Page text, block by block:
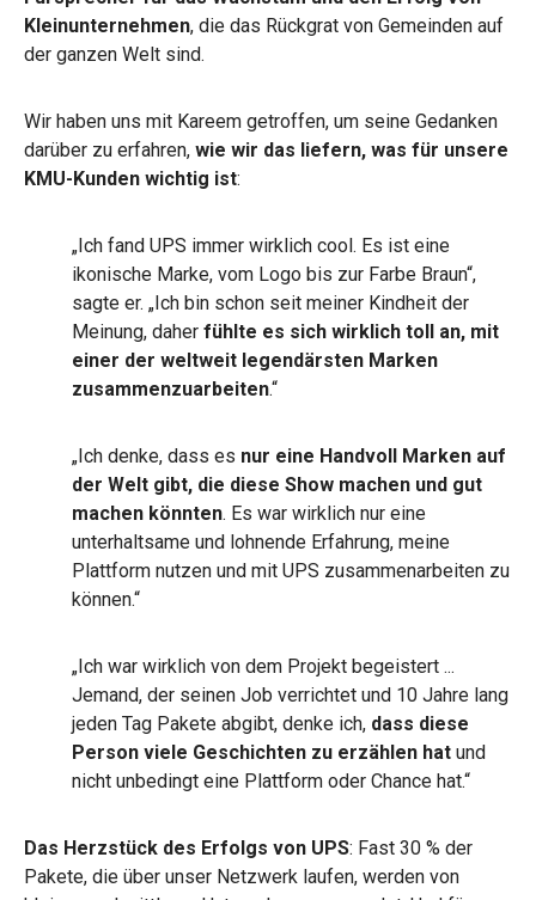
Kleinunternehmen, die das Rückgrat von Gemeinden auf
der ganzen Welt sind.
Wir haben uns mit Kareem getroffen, um seine Gedanken
darüber zu erfahren, wie wir das liefern, was für unsere
KMU-Kunden wichtig ist:
„Ich fand UPS immer wirklich cool. Es ist eine
ikonische Marke, vom Logo bis zur Farbe Braun“,
sagte er. „Ich bin schon seit meiner Kindheit der
Meinung, daher fühlte es sich wirklich toll an, mit
einer der weltweit legendärsten Marken
zusammenzuarbeiten.“
„Ich denke, dass es nur eine Handvoll Marken auf
der Welt gibt, die diese Show machen und gut
machen könnten. Es war wirklich nur eine
unterhaltsame und lohnende Erfahrung, meine
Plattform nutzen und mit UPS zusammenarbeiten zu
können.“
„Ich war wirklich von dem Projekt begeistert ...
Jemand, der seinen Job verrichtet und 10 Jahre lang
jeden Tag Pakete abgibt, denke ich, dass diese
Person viele Geschichten zu erzählen hat und
nicht unbedingt eine Plattform oder Chance hat.“
Das Herzstück des Erfolgs von UPS: Fast 30 % der
Pakete, die über unser Netzwerk laufen, werden von